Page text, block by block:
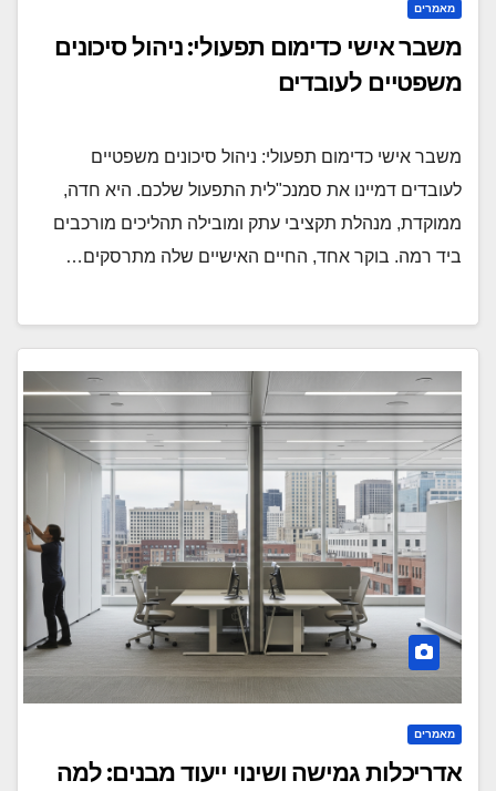
מאמרים
משבר אישי כדימום תפעולי: ניהול סיכונים
משפטיים לעובדים
משבר אישי כדימום תפעולי: ניהול סיכונים משפטיים
לעובדים דמיינו את סמנכ"לית התפעול שלכם. היא חדה,
ממוקדת, מנהלת תקציבי עתק ומובילה תהליכים מורכבים
ביד רמה. בוקר אחד, החיים האישיים שלה מתרסקים…
מאמרים
אדריכלות גמישה ושינוי ייעוד מבנים: למה